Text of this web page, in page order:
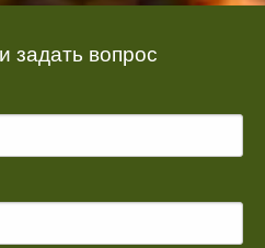
задать вопрос